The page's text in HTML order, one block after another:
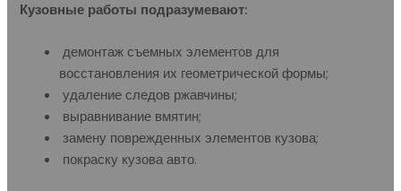
Кузовные работы подразумевают:
демонтаж съемных элементов для
восстановления их геометрической формы;
удаление следов ржавчины;
выравнивание вмятин;
замену поврежденных элементов кузова;
покраску кузова авто.